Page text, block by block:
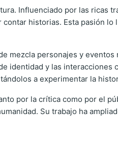
Influenciado por las ricas
historias. Esta pasión
mezcla personajes y
identidad y las
a experimentar la
por la crítica como por el
Su trabajo ha